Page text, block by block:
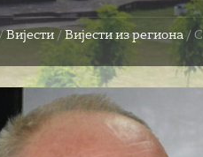
Вијести /Вијести из региона /